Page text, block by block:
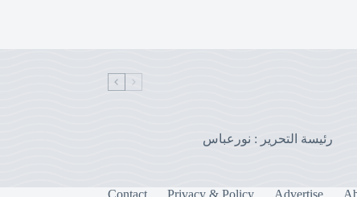
رئيسة التحرير : نورعباس